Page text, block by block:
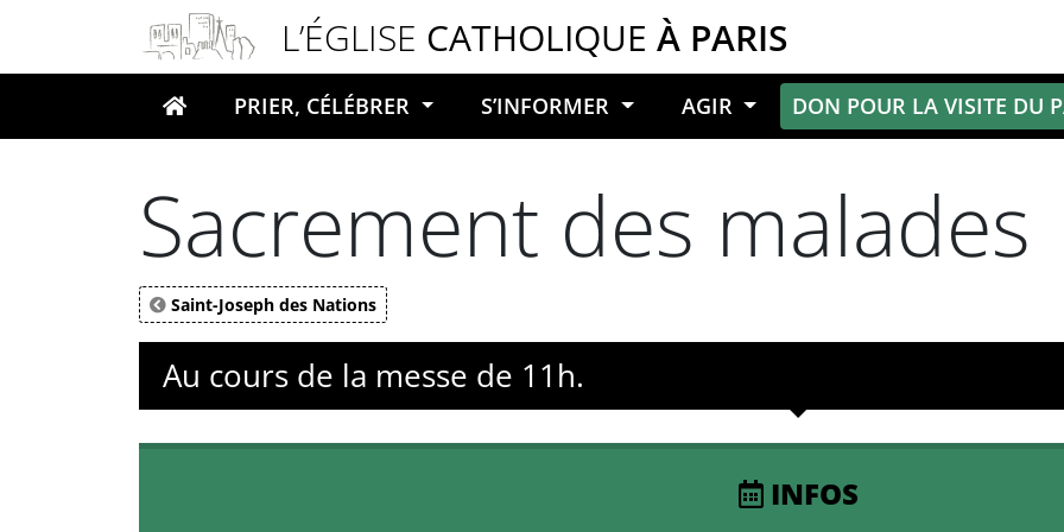
L’ÉGLISE CATHOLIQUE À PARIS
Votre recherche
PRIER, CÉLÉBRER S’INFORMER AGIR DON POUR LA VISITE DU
Sacrement des malades
Saint-Joseph des Nations
Au cours de la messe de 11h.
INFOS
Panneau de gestion des cookies